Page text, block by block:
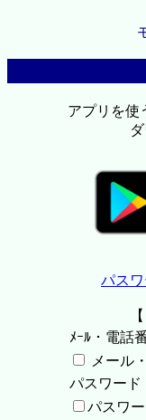
アプリを使
パス
ﾒｰﾙ・電話
メール
パスワード
パスワ